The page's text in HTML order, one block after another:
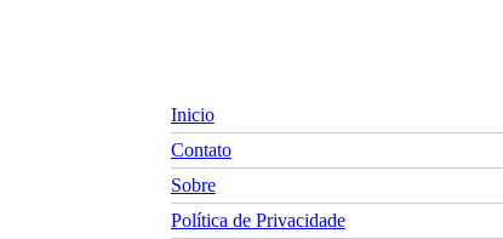
Inicio
Contato
Sobre
Política de Privacidade